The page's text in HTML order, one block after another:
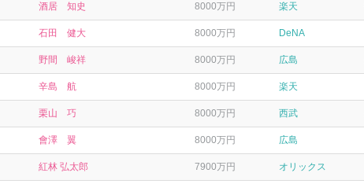
酒居 知史 8000万円 楽天
石田 健大 8000万円 DeNA
野間 峻祥 8000万円 広島
辛島 航 8000万円 楽天
栗山 巧 8000万円 西武
會澤 翼 8000万円 広島
紅林 弘太郎 7900万円 オリックス